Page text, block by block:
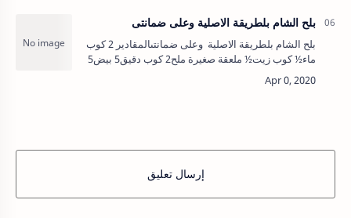
بلح الشام بلطريقة الاصلية وعلى ضمانتى
بلح الشام بلطريقة الاصلية وعلى ضمانتىالمقادير 2 كوب
ماء½ كوب زيت½ ملعقة صغيرة ملح2 كوب دقيق5 بيض5
صفار بيضزيت للقليشربات (قطر) باردالطريقة- يُوضع
الماء والزيت في وعا…
إرسال تعليق